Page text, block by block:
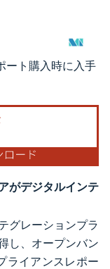
表示が必要です。
ート購入時に入手
がデジタルインテ
グレーションプラ
し、オープンバン
ライアンスレポー